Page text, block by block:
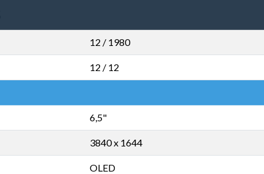
12 / 1980
12 / 12
6,5"
3840 x 1644
OLED